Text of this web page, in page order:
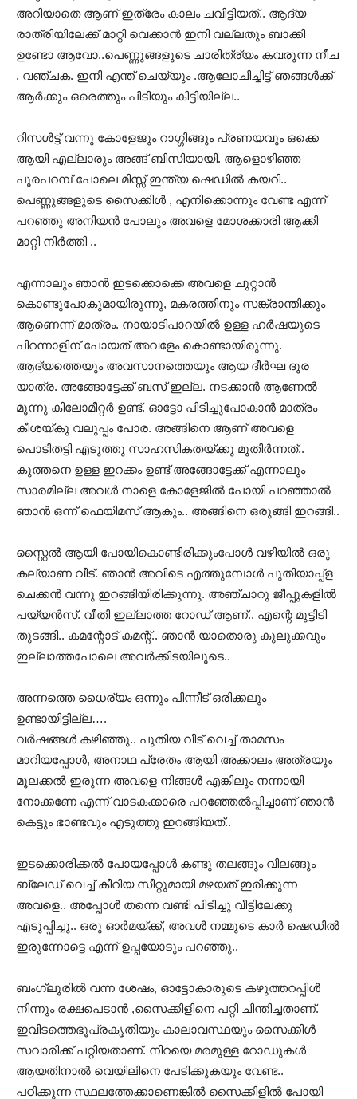
അറിയാതെ ആണ് ഇത്രേം കാലം ചവിട്ടിയത്.. ആദ്യ
രാത്രിയിലേക്ക്‌ മാറ്റി വെക്കാന്‍ ഇനി വല്ലതും ബാക്കി
ഉണ്ടോ ആവോ..പെണ്ണുങ്ങളുടെ ചാരിത്ര്യം കവരുന്ന നീച
. വഞ്ചക. ഇനി എന്ത് ചെയ്യും .ആലോചിച്ചിട്ട് ഞങ്ങള്‍ക്ക്
ആര്‍ക്കും ഒരെത്തും പിടിയും കിട്ടിയില്ല..
റിസള്‍ട്ട്‌ വന്നു കോളേജും റാഗ്ഗിങ്ങും പ്രണയവും ഒക്കെ
ആയി എല്ലാരും അങ്ങ് ബിസിയായി. ആളൊഴിഞ്ഞ
പൂരപറമ്പ് പോലെ മിസ്സ്‌ ഇന്ത്യ ഷെഡില്‍ കയറി..
പെണ്ണുങ്ങളുടെ സൈക്കിള്‍ , എനിക്കൊന്നും വേണ്ട എന്ന്
പറഞ്ഞു അനിയന്‍ പോലും അവളെ മോശക്കാരി ആക്കി
മാറ്റി നിര്‍ത്തി ..
എന്നാലും ഞാന്‍ ഇടക്കൊക്കെ അവളെ ചുറ്റാന്‍
കൊണ്ടുപോകുമായിരുന്നു, മകരത്തിനും സങ്ക്രാന്തിക്കും
ആണെന്ന് മാത്രം. നായാടിപാറയില്‍ ഉള്ള ഹര്‍ഷയുടെ
പിറന്നാളിന് പോയത് അവളേം കൊണ്ടായിരുന്നു.
ആദ്യത്തെയും അവസാനത്തെയും ആയ ദീര്‍ഘ ദൂര
യാത്ര. അങ്ങോട്ടേക്ക് ബസ് ഇല്ല. നടക്കാന്‍ ആണേല്‍
മൂന്നു കിലോമീറ്റര്‍ ഉണ്ട്. ഓട്ടോ പിടിച്ചുപോകാന്‍ മാത്രം
കീശയ്കു വലുപ്പം പോര. അങ്ങിനെ ആണ് അവളെ
പൊടിതട്ടി എടുത്തു സാഹസികതയ്ക്കു മുതിര്‍ന്നത്..
കുത്തനെ ഉള്ള ഇറക്കം ഉണ്ട് അങ്ങോട്ടേക്ക് എന്നാലും
സാരമില്ല അവള്‍ നാളെ കോളേജില്‍ പോയി പറഞ്ഞാല്‍
ഞാന്‍ ഒന്ന് ഫെയിമസ് ആകും.. അങ്ങിനെ ഒരുങ്ങി ഇറങ്ങി..
സ്റ്റൈല്‍ ആയി പോയികൊണ്ടിരിക്കുംപോള്‍ വഴിയില്‍ ഒരു
കല്യാണ വീട്. ഞാന്‍ അവിടെ എത്തുമ്പോള്‍ പുതിയാപ്പ്ള
ചെക്കന്‍ വന്നു ഇറങ്ങിയിരിക്കുന്നു. അഞ്ചാറു ജീപ്പുകളില്‍
പയ്യന്‍സ്. വീതി ഇല്ലാത്ത റോഡ്‌ ആണ്.. എന്റെ മുട്ടിടി
തുടങ്ങി.. കമന്റോട് കമന്റ്.. ഞാന്‍ യാതൊരു കുലുക്കവും
ഇല്ലാത്തപോലെ അവര്‍ക്കിടയിലൂടെ..
അന്നത്തെ ധൈര്യം ഒന്നും പിന്നീട് ഒരിക്കലും
ഉണ്ടായിട്ടില്ല….
വര്‍ഷങ്ങള്‍ കഴിഞ്ഞു.. പുതിയ വീട് വെച്ച് താമസം
മാറിയപ്പോള്‍, അനാഥ പ്രേതം ആയി അക്കാലം അത്രയും
മൂലക്കല്‍ ഇരുന്ന അവളെ നിങ്ങള്‍ എങ്കിലും നന്നായി
നോക്കണേ എന്ന് വാടകക്കാരെ പറഞ്ഞേൽപ്പിച്ചാണ് ഞാന്‍
കെട്ടും ഭാണ്ടവും എടുത്തു ഇറങ്ങിയത്‌..
ഇടക്കൊരിക്കല്‍ പോയപ്പോള്‍ കണ്ടു തലങ്ങും വിലങ്ങും
ബ്ലേഡ് വെച്ച് കീറിയ സീറ്റുമായി മഴയത് ഇരിക്കുന്ന
അവളെ.. അപ്പോള്‍ തന്നെ വണ്ടി പിടിച്ചു വീട്ടിലേക്കു
എടുപ്പിച്ചു.. ഒരു ഓര്‍മയ്ക്ക്, അവള്‍ നമ്മുടെ കാര്‍ ഷെഡില്‍
ഇരുന്നോട്ടെ എന്ന് ഉപ്പയോടും പറഞ്ഞു..
ബംഗ്ലൂരില്‍ വന്ന ശേഷം, ഓട്ടോകാരുടെ കഴുത്തറപ്പിള്‍
നിന്നും രക്ഷപെടാന്‍ ,സൈക്കിളിനെ പറ്റി ചിന്തിച്ചതാണ്.
ഇവിടത്തെഭൂപ്രകൃതിയും കാലാവസ്ഥയും സൈക്കിള്‍
സവാരിക്ക് പറ്റിയതാണ്. നിറയെ മരമുള്ള റോഡുകള്‍
ആയതിനാല്‍ വെയിലിനെ പേടിക്കുകയും വേണ്ട..
പഠിക്കുന്ന സ്ഥലത്തേക്കാണെങ്കില്‍ സൈക്കിളില്‍ പോയി